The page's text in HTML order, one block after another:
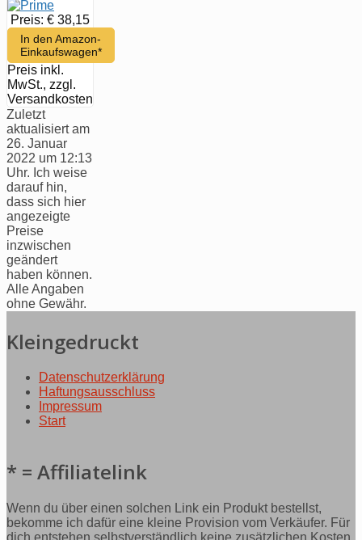
Preis: € 38,15
In den Amazon-
Einkaufswagen*
Preis inkl.
MwSt., zzgl.
Versandkosten
Zuletzt
aktualisiert am
26. Januar
2022 um 12:13
Uhr. Ich weise
darauf hin,
dass sich hier
angezeigte
Preise
inzwischen
geändert
haben können.
Alle Angaben
ohne Gewähr.
Kleingedruckt
Datenschutzerklärung
Haftungsausschluss
Impressum
Start
* = Affiliatelink
Wenn du über einen solchen Link ein Produkt bestellst,
bekomme ich dafür eine kleine Provision vom Verkäufer. Für